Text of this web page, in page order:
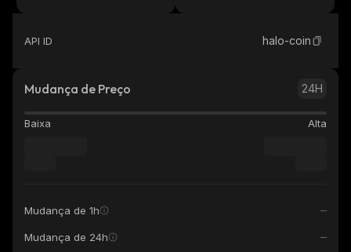
API ID halo-coin
Mudança de Preço 24H
Baixa Alta
Mudança de 1h
Mudança de 24h